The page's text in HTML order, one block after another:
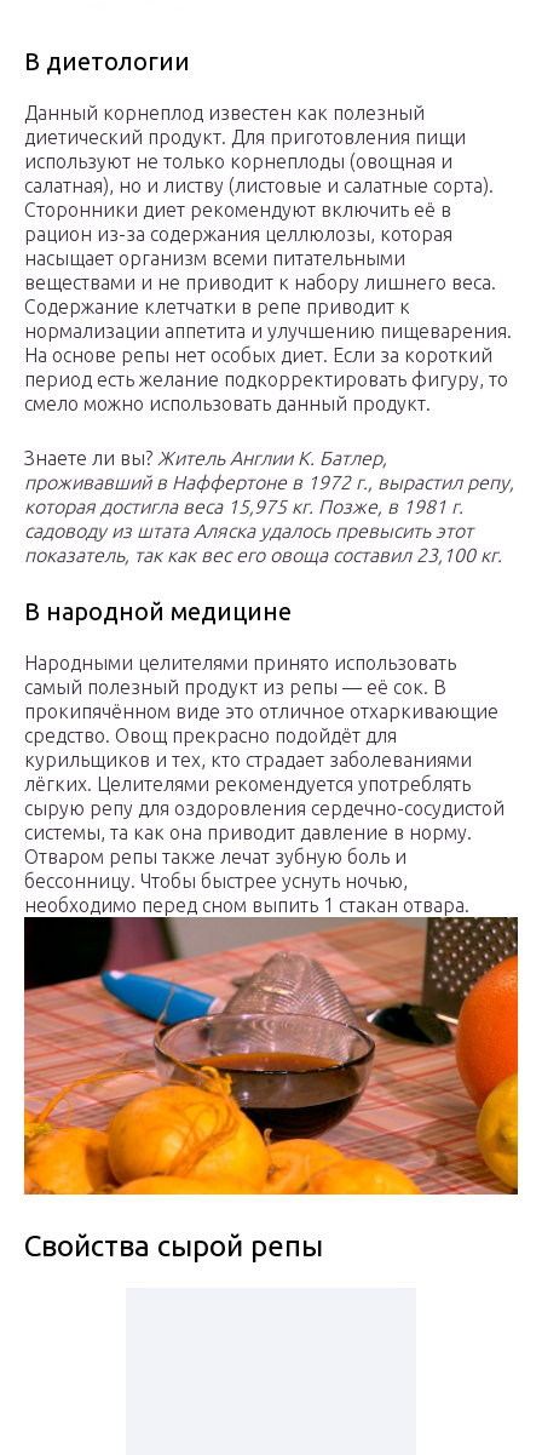
В диетологии
Данный корнеплод известен как полезный
диетический продукт. Для приготовления пищи
используют не только корнеплоды (овощная и
салатная), но и листву (листовые и салатные сорта).
Сторонники диет рекомендуют включить её в
рацион из-за содержания целлюлозы, которая
насыщает организм всеми питательными
веществами и не приводит к набору лишнего веса.
Содержание клетчатки в репе приводит к
нормализации аппетита и улучшению пищеварения.
На основе репы нет особых диет. Если за короткий
период есть желание подкорректировать фигуру, то
смело можно использовать данный продукт.
Знаете ли вы? Житель Англии К. Батлер,
проживавший в Наффертоне в 1972 г., вырастил репу,
которая достигла веса 15,975 кг. Позже, в 1981 г.
садоводу из штата Аляска удалось превысить этот
показатель, так как вес его овоща составил 23,100 кг.
В народной медицине
Народными целителями принято использовать
самый полезный продукт из репы — её сок. В
прокипячённом виде это отличное отхаркивающие
средство. Овощ прекрасно подойдёт для
курильщиков и тех, кто страдает заболеваниями
лёгких. Целителями рекомендуется употреблять
сырую репу для оздоровления сердечно-сосудистой
системы, та как она приводит давление в норму.
Отваром репы также лечат зубную боль и
бессонницу. Чтобы быстрее уснуть ночью,
необходимо перед сном выпить 1 стакан отвара.
Свойства сырой репы